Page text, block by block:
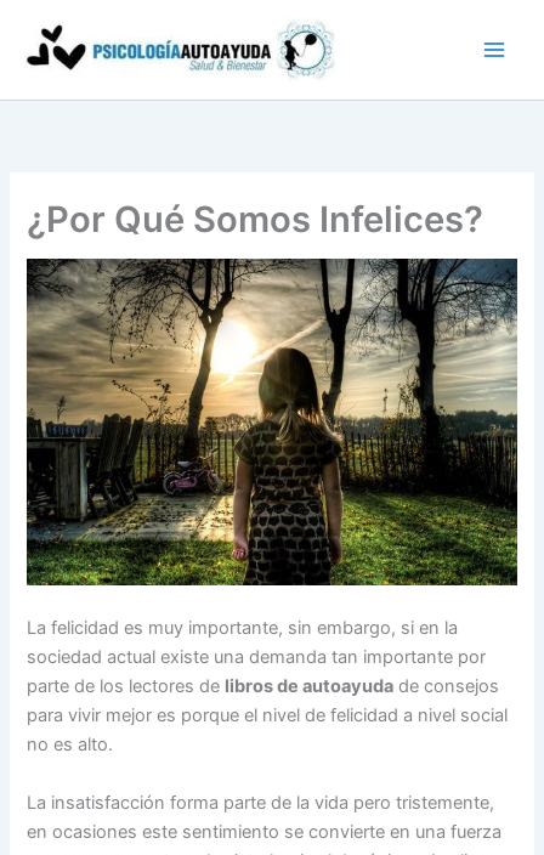
contenido
¿Por Qué Somos Infelices?
La felicidad es muy importante, sin embargo, si en la
sociedad actual existe una demanda tan importante por
parte de los lectores de libros de autoayuda de consejos
para vivir mejor es porque el nivel de felicidad a nivel social
no es alto.
La insatisfacción forma parte de la vida pero tristemente,
en ocasiones este sentimiento se convierte en una fuerza